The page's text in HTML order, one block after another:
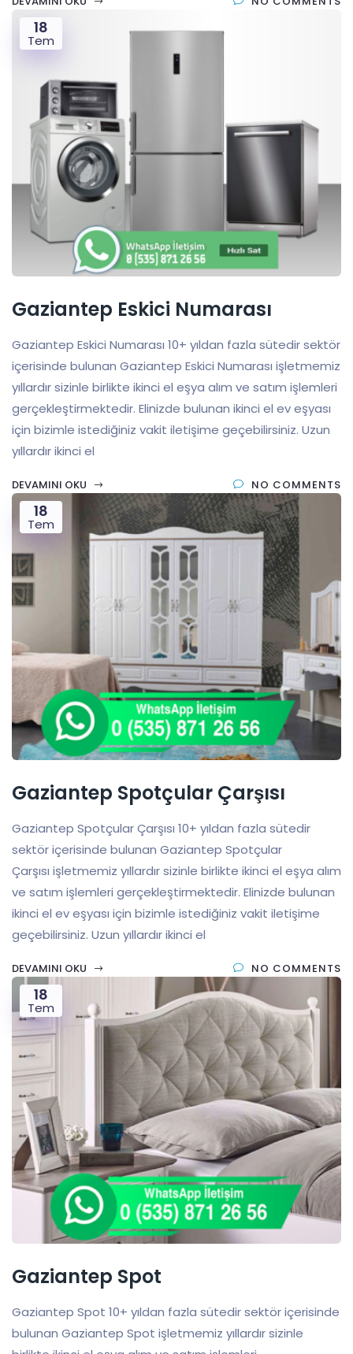
18
Tem
Gaziantep Eskici Numarası
Gaziantep Eskici Numarası 10+ yıldan fazla sütedir sektör
içerisinde bulunan Gaziantep Eskici Numarası işletmemiz
yıllardır sizinle birlikte ikinci el eşya alım ve satım işlemleri
gerçekleştirmektedir. Elinizde bulunan ikinci el ev eşyası
için bizimle istediğiniz vakit iletişime geçebilirsiniz. Uzun
yıllardır ikinci el
DEVAMINI OKU NO COMMENTS
18
Tem
Gaziantep Spotçular Çarşısı
Gaziantep Spotçular Çarşısı 10+ yıldan fazla sütedir
sektör içerisinde bulunan Gaziantep Spotçular
Çarşısı işletmemiz yıllardır sizinle birlikte ikinci el eşya alım
ve satım işlemleri gerçekleştirmektedir. Elinizde bulunan
ikinci el ev eşyası için bizimle istediğiniz vakit iletişime
geçebilirsiniz. Uzun yıllardır ikinci el
DEVAMINI OKU NO COMMENTS
18
Tem
Gaziantep Spot
Gaziantep Spot 10+ yıldan fazla sütedir sektör içerisinde
bulunan Gaziantep Spot işletmemiz yıllardır sizinle